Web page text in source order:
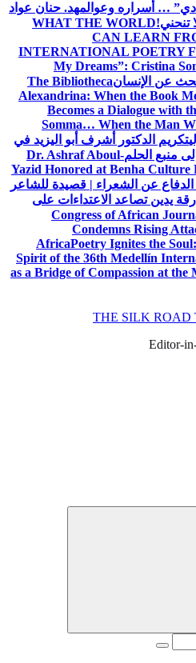
… أسراره وعوالمهد. حنان عواد
WHAT THE WORLD
CAN LEARN
INTERNATIONAL POETRY
My Dreams”: Cristina
عن الإنسانThe Bibliotheca
Alexandrina: When the Book
Becomes a Dialogue with
Somma… When the Man
تكريم الدكتور أشرف أبو اليزيد في
منبع الحلمDr. Ashraf Aboul-
Yazid Honored at Benha Culture
عن الشعراء | قصيدة للشاعر
يدين تصاعد الاعتداءات على
Congress of African
Condemns Rising
AfricaPoetry Ignites the
Spirit of the 36th Medellín
as a Bridge of Compassion at
Editor-